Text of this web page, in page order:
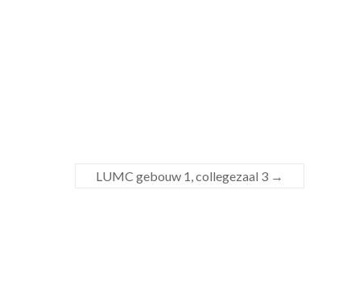
LUMC gebouw 1, collegezaal 3 →